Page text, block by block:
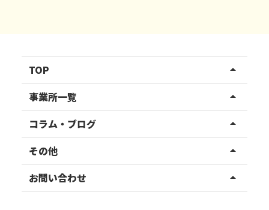
TOP arrow_drop_up
リハスワーク
リハスファーム
事業所一覧 arrow_drop_up
関東エリア
東北エリア
甲信越エリア
コラム・ブログ arrow_drop_up
事業所ブログ
ご利用者様の声
その他 arrow_drop_up
お知らせ
お問い合わせ arrow_drop_up